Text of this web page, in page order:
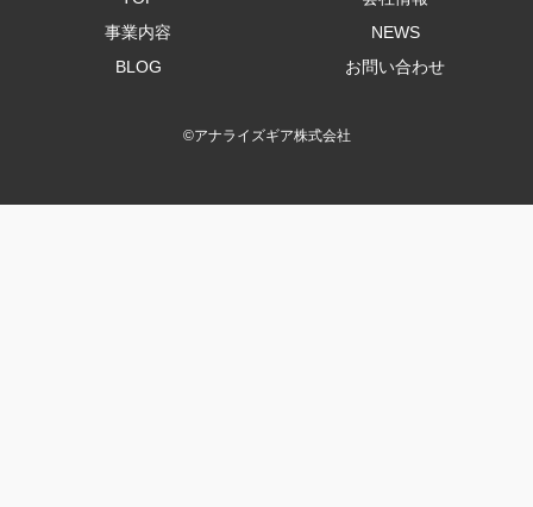
事業内容
NEWS
BLOG
お問い合わせ
©アナライズギア株式会社